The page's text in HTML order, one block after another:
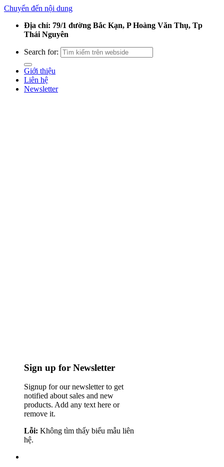
Chuyển đến nội dung
Địa chỉ: 79/1 đường Bắc Kạn, P Hoàng Văn Thụ, Tp
Thái Nguyên
Search for:
Giới thiệu
Liên hệ
Newsletter
Sign up for Newsletter
Signup for our newsletter to get
notified about sales and new
products. Add any text here or
remove it.
Lỗi: Không tìm thấy biểu mẫu liên
hệ.